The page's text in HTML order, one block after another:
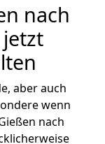
nach
aber auch
wenn
nach